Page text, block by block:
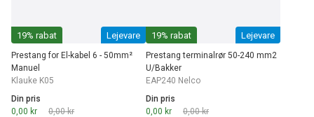
19% rabat Lejevare
Prestang for El-kabel 6 - 50mm²
Manuel
Klauke K05
Din pris
0,00 kr
0,00 kr
19% rabat Lejevare
Prestang terminalrør 50-240 mm2
U/Bakker
EAP240 Nelco
Din pris
0,00 kr
0,00 kr